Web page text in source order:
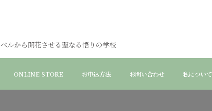
ルから開花させる聖なる悟りの学校
ONLINE STORE お申込方法 お問い合わせ 私について